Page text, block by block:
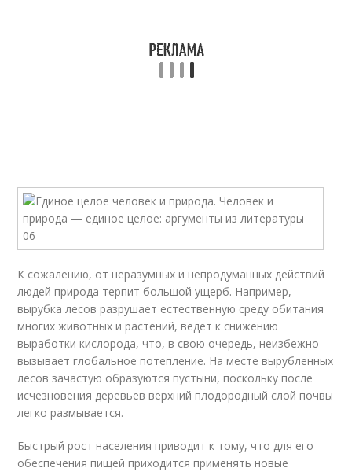
К сожалению, от неразумных и непродуманных действий
людей природа терпит большой ущерб. Например,
вырубка лесов разрушает естественную среду обитания
многих животных и растений, ведет к снижению
выработки кислорода, что, в свою очередь, неизбежно
вызывает глобальное потепление. На месте вырубленных
лесов зачастую образуются пустыни, поскольку после
исчезновения деревьев верхний плодородный слой почвы
легко размывается.
Быстрый рост населения приводит к тому, что для его
обеспечения пищей приходится применять новые